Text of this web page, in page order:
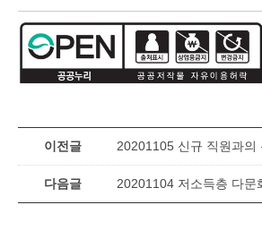
이전글 20201105 신규 직원과의
다음글